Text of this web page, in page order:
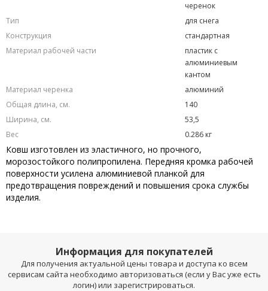
черенок
Тип
для снега
Конструкция
стандартная
Материал рабочей части
пластик с
алюминиевым
кантом
Материал черенка
алюминий
Общая длина, см.
140
Ширина, см.
53,5
Вес
0.286 кг
Ковш изготовлен из эластичного, но прочного,
морозостойкого полипропилена. Передняя кромка рабочей
поверхности усилена алюминиевой планкой для
предотвращения повреждений и повышения срока службы
изделия.
Информация для покупателей
Для получения актуальной цены товара и доступа ко всем
сервисам сайта необходимо авторизоваться (если у Вас уже есть
логин) или зарегистрироваться.